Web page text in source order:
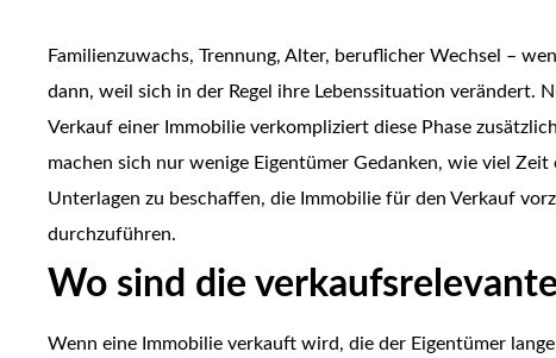
Familienzuwachs, Trennung, Alter, beruflicher Wechsel –
dann, weil sich in der Regel ihre Lebenssituation verändert.
Verkauf einer Immobilie verkompliziert diese Phase
machen sich nur wenige Eigentümer Gedanken, wie viel
Unterlagen zu beschaffen, die Immobilie für den Verkauf
durchzuführen.
Wo sind die
Wenn eine Immobilie verkauft wird, die der Eigentümer